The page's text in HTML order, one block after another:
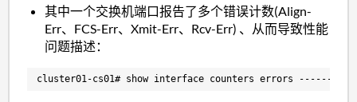
其中一个交换机端口报告了多个错误计数(Align-
Err、FCS-Err、Xmit-Err、Rcv-Err) 、从而导致性能
问题描述：
cluster01-cs01# show interface counters errors